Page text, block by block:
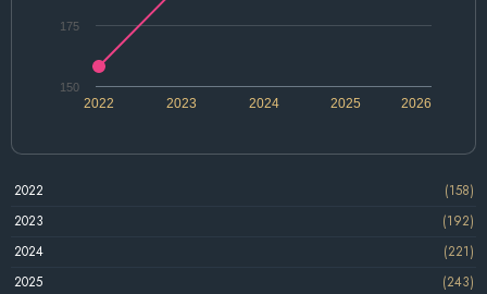
2022 2024 2026
2023 2025
150
175
2022
(158)
2023
(192)
2024
(221)
2025
(243)